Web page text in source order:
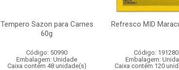
Tempero Sazon para Carnes
60g
Código: 50990
Embalagem: Unidade
Caixa contém 48 unidade(s)
Refresco MID
Código: 191280
Embalagem:
Caixa contém 120